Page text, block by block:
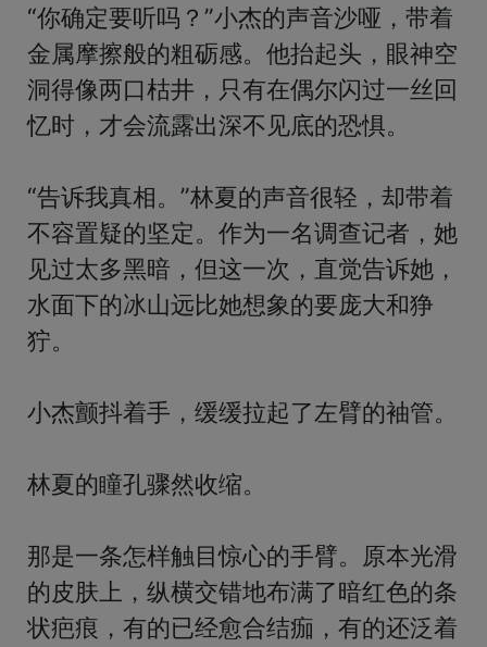
“你确定要听吗？”小杰的声音沙哑，带着
金属摩擦般的粗砺感。他抬起头，眼神空
洞得像两口枯井，只有在偶尔闪过一丝回
忆时，才会流露出深不见底的恐惧。
“告诉我真相。”林夏的声音很轻，却带着
不容置疑的坚定。作为一名调查记者，她
见过太多黑暗，但这一次，直觉告诉她，
水面下的冰山远比她想象的要庞大和狰
狞。
小杰颤抖着手，缓缓拉起了左臂的袖管。
林夏的瞳孔骤然收缩。
那是一条怎样触目惊心的手臂。原本光滑
的皮肤上，纵横交错地布满了暗红色的条
状疤痕，有的已经愈合结痂，有的还泛着